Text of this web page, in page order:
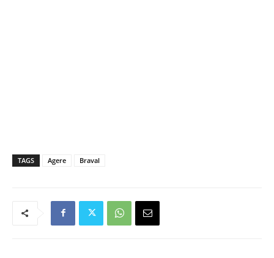
TAGS Agere Braval